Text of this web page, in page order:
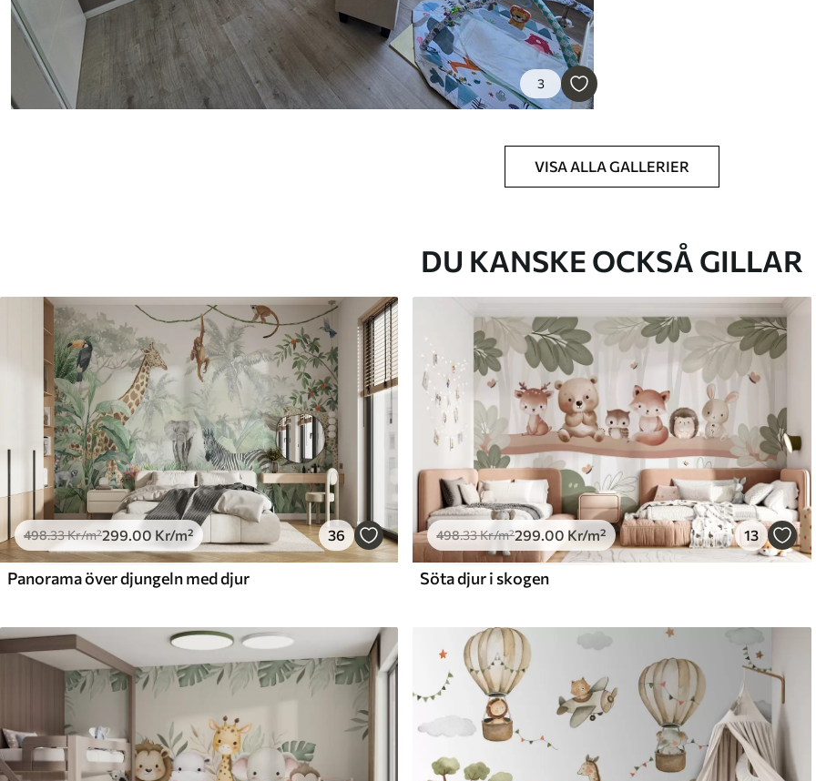
Standard
.33 .00 Kr
Premium
631 .67379 .00
Premiumvinyl Peel and Stick
3
VISA ALLA GALLERIER
DU KANSKE OCKSÅ GILLAR
498.33Kr/m²299 .00 Kr/m² 36
Panorama över djungeln med djur
498.33Kr/m²299 .00 Kr/m² 13
Söta djur i skogen